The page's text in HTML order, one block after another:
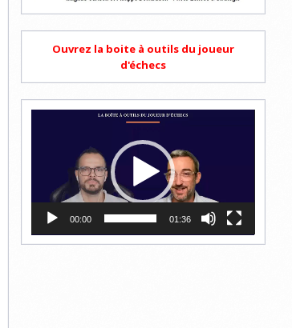
Ouvrez la boite à outils du joueur
d'échecs
00:00 01:36